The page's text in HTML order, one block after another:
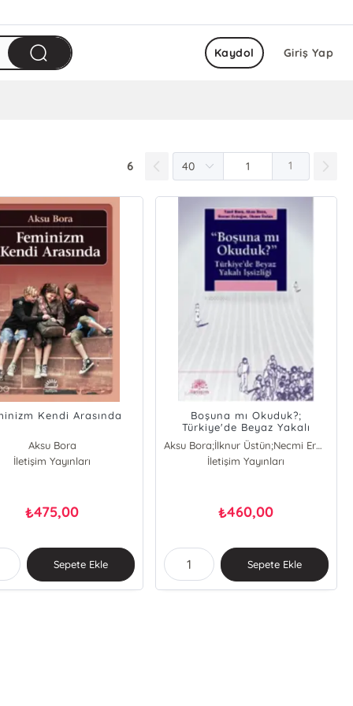
Giriş Yap
Kaydol
6 1
Kendi Arasında
Aksu Bora
İletişim Yayınları
₺475,00
Sepete Ekle
Boşuna mı Okuduk?;
Türkiye'de Beyaz Yakalı
İşsizliği
Aksu Bora;İlknur Üstün;Necmi Erdoğan;Tanıl Bora
Aksu Bora
İlknur Üstün
İletişim Yayınları
₺460,00
Sepete Ekle